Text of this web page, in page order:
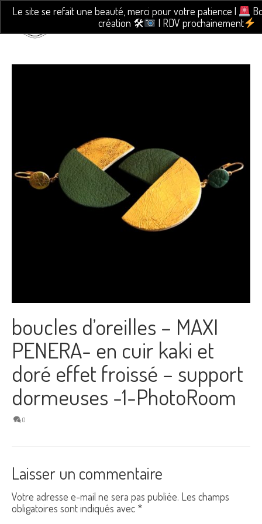
Le site se refait une beauté, merci pour votre patience |
création 🛠
| RDV prochainement
boucles d’oreilles – MAXI
PENERA- en cuir kaki et
doré effet froissé – support
dormeuses -1-PhotoRoom
0
Laisser un commentaire
Votre adresse e-mail ne sera pas publiée. Les champs
obligatoires sont indiqués avec *